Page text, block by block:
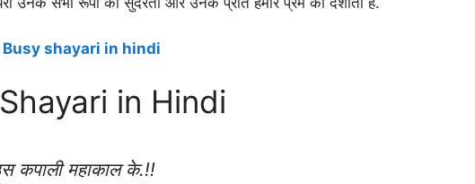
Busy shayari in hindi
in Hindi
कपाली महाकाल के.!!